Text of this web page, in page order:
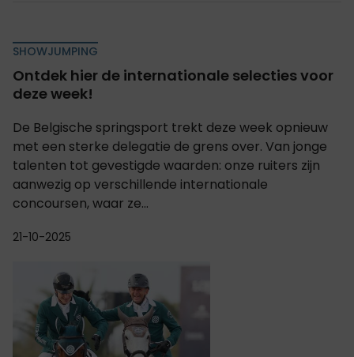
SHOWJUMPING
Ontdek hier de internationale selecties voor
deze week!
De Belgische springsport trekt deze week opnieuw
met een sterke delegatie de grens over. Van jonge
talenten tot gevestigde waarden: onze ruiters zijn
aanwezig op verschillende internationale
concoursen, waar ze...
21-10-2025